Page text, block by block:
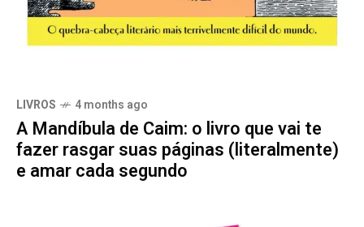
LIVROS 4 months ago
A Mandíbula de Caim: o livro que vai te
fazer rasgar suas páginas (literalmente)
e amar cada segundo